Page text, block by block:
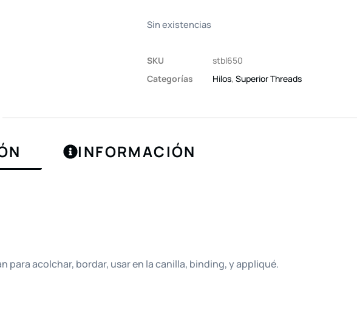
Sin existencias
SKU
stbl650
Categorías
Hilos, Superior Threads
INFORMACIÓN
para acolchar, bordar, usar en la canilla, binding, y appliqué.